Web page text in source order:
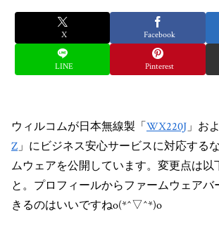
X Facebook
LINE Pinterest
ウィルコムが日本無線製「WX220J」お
Z」にビジネス安心サービスに対応する
ムウェアを公開しています。変更点は以
と。プロフィールからファームウェアバ
きるのはいいですねo(*^▽^*)o